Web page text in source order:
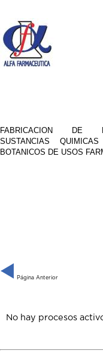
FABRICACION DE
SUSTANCIAS
BOTANICOS DE USOS
Página Anterior
No hay procesos